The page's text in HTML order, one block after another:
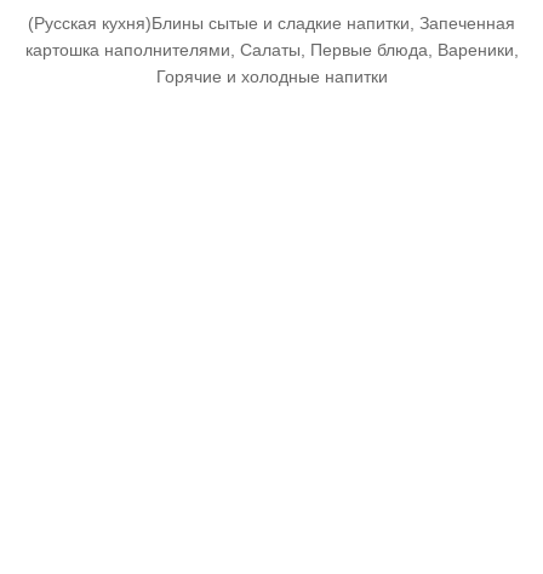
(Русская кухня)Блины сытые и сладкие напитки, Запеченная
картошка наполнителями, Салаты, Первые блюда, Вареники,
Горячие и холодные напитки